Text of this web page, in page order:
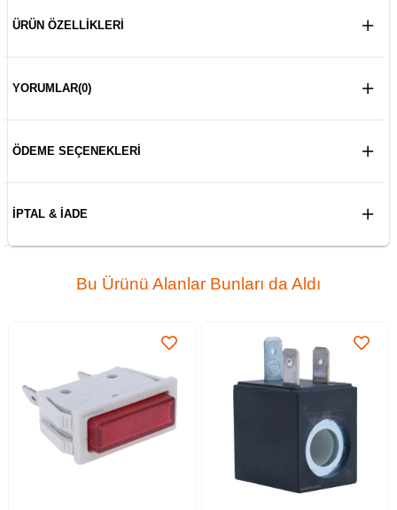
ÜRÜN ÖZELLIKLERI
YORUMLAR(0)
ÖDEME SEÇENEKLERI
İPTAL & İADE
Bu Ürünü Alanlar Bunları da Aldı